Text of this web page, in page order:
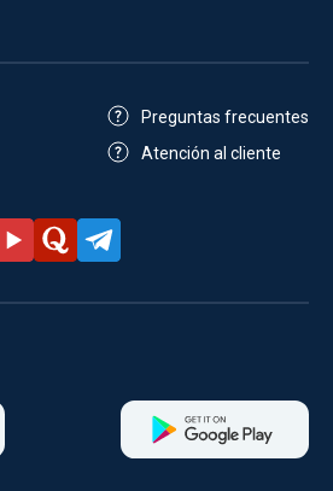
Preguntas frecuentes
Atención al cliente